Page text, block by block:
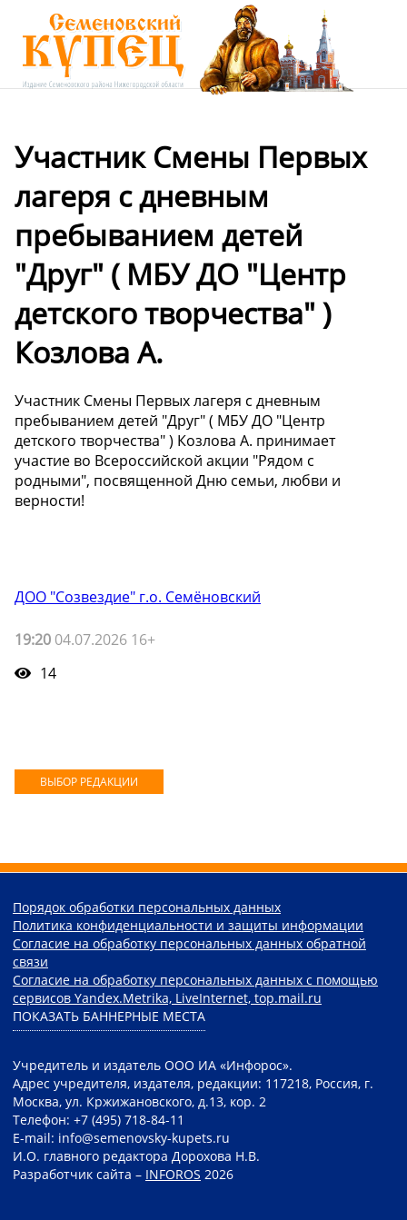
Участник Смены Первых
лагеря с дневным
пребыванием детей
"Друг" ( МБУ ДО "Центр
детского творчества" )
Козлова А.
Участник Смены Первых лагеря с дневным
пребыванием детей "Друг" ( МБУ ДО "Центр
детского творчества" ) Козлова А. принимает
участие во Всероссийской акции "Рядом с
родными", посвященной Дню семьи, любви и
верности!️
ДОО "Созвездие" г.о. Семёновский
19:20 04.07.2026 16+
14
ВЫБОР РЕДАКЦИИ
Порядок обработки персональных данных
Политика конфиденциальности и защиты информации
Согласие на обработку персональных данных обратной
связи
Согласие на обработку персональных данных с помощью
сервисов Yandex.Metrika, LiveInternet, top.mail.ru
ПОКАЗАТЬ БАННЕРНЫЕ МЕСТА
Учредитель и издатель ООО ИА «Инфорос».
Адрес учредителя, издателя, редакции: 117218, Россия, г.
Москва, ул. Кржижановского, д.13, кор. 2
Телефон: +7 (495) 718-84-11
E-mail: info@semenovsky-kupets.ru
И.О. главного редактора Дорохова Н.В.
Разработчик сайта – INFOROS 2026